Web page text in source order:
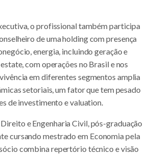
o profissional também participa
de uma holding com presença
energia, incluindo geração e
com operações no Brasil e nos
em diferentes segmentos amplia
setoriais, um fator que tem pesado
de investimento e valuation.
e Engenharia Civil, pós-graduação
cursando mestrado em Economia pela
sócio combina repertório técnico e visão